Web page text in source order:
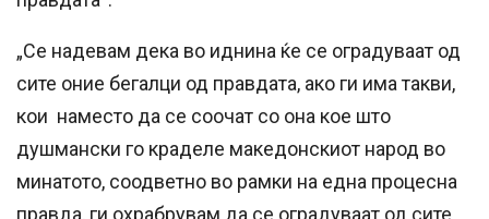
„Се надевам дека во иднина ќе се оградуваат од
сите оние бегалци од правдата, ако ги има такви,
кои наместо да се соочат со она кое што
душмански го краделе македонскиот народ во
минатото, соодветно во рамки на една процесна
правда, ги охрабрувам да се оградуваат од сите